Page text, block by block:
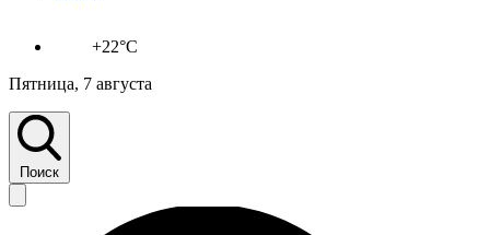
+22°C
Пятница, 7 августа
Поиск